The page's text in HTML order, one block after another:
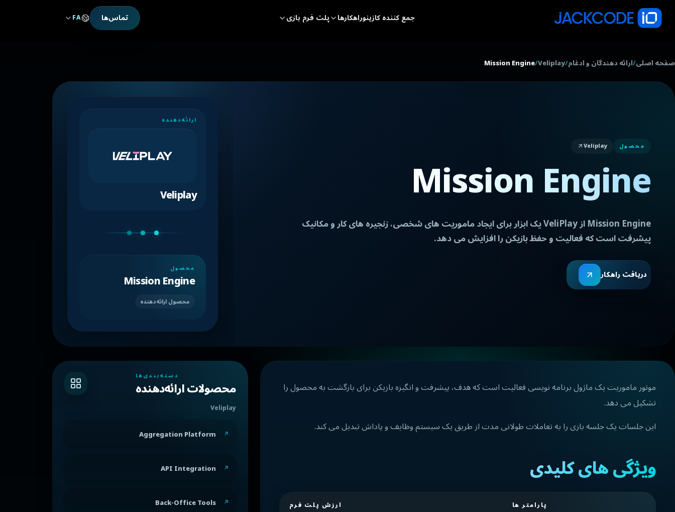
جمع کننده کازینوراهکارها پلت فرم بازی تماس‌ها FA
صفحه اصلی/ارائه دهندگان و ادغام/
Veliplay
/
Mission Engine
محصول Veliplay
Mission Engine
Mission Engine از VeliPlay یک ابزار برای ایجاد ماموریت های شخصی، زنجیره های کار و مکانیک
پیشرفت است که فعالیت و حفظ بازیکن را افزایش می دهد.
دریافت راهکار
ارائه‌دهنده
Veliplay
محصول
Mission Engine
محصول ارائه‌دهنده
موتور ماموریت یک ماژول برنامه نویسی فعالیت است که هدف، پیشرفت و انگیزه بازیکن برای بازگشت به محصول را
تشکیل می دهد.
این جلسات یک جلسه بازی را به تعاملات طولانی مدت از طریق یک سیستم وظایف و پاداش تبدیل می کند.
ویژگی های کلیدی
پارامتر ها ارزش پلت فرم
دسته‌بندی‌ها
محصولات ارائه‌دهنده
Veliplay
Aggregation Platform
API Integration
Back-Office Tools